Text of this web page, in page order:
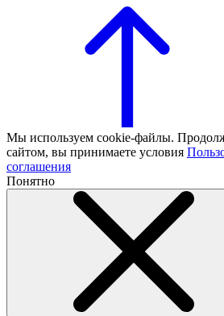
Мы используем cookie-файлы.
сайтом, вы принимаете условия
соглашения
Понятно